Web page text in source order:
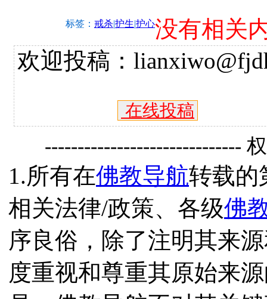
标签： 戒杀|护生|护心没有相关
欢迎投稿：
在线投稿
------------------------------
1.所有在佛教导航转载的
相关法律/政策、各级佛
序良俗，除了注明其来
度重视和尊重其原始来